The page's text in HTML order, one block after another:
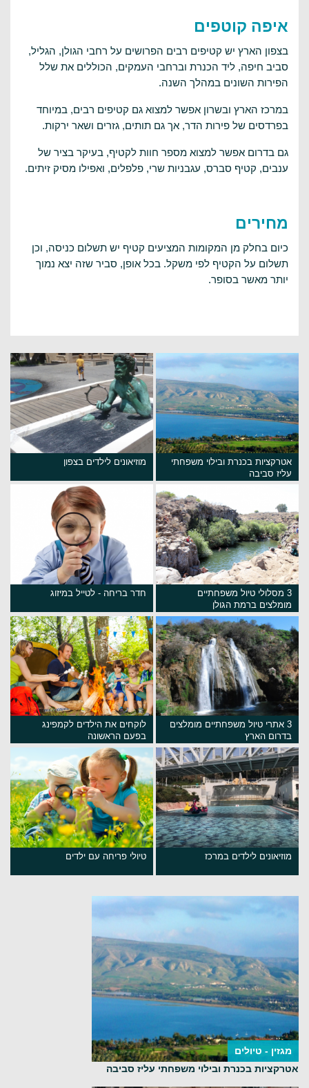
איפה קוטפים
בצפון הארץ יש קטיפים רבים הפרושים על רחבי הגולן, הגליל,
סביב חיפה, ליד הכנרת וברחבי העמקים, הכוללים את שלל
הפירות השונים במהלך השנה.
במרכז הארץ ובשרון אפשר למצוא גם קטיפים רבים, במיוחד
בפרדסים של פירות הדר, אך גם תותים, גזרים ושאר ירקות.
גם בדרום אפשר למצוא מספר חוות לקטיף, בעיקר בציר של
ענבים, קטיף סברס, עגבניות שרי, פלפלים, ואפילו מסיק זיתים.
מחירים
כיום בחלק מן המקומות המציעים קטיף יש תשלום כניסה, וכן
תשלום על הקטיף לפי משקל. בכל אופן, סביר שזה יצא נמוך
יותר מאשר בסופר.
אטרקציות בכנרת ובילוי משפחתי
עליז סביבה
מוזיאונים לילדים בצפון
3 מסלולי טיול משפחתיים
מומלצים ברמת הגולן
חדר בריחה - לטייל במיזוג
3 אתרי טיול משפחתיים מומלצים
בדרום הארץ
לוקחים את הילדים לקמפינג
בפעם הראשונה
מוזיאונים לילדים במרכז טיולי פריחה עם ילדים
מגזין - טיולים
אטרקציות בכנרת ובילוי משפחתי עליז סביבה